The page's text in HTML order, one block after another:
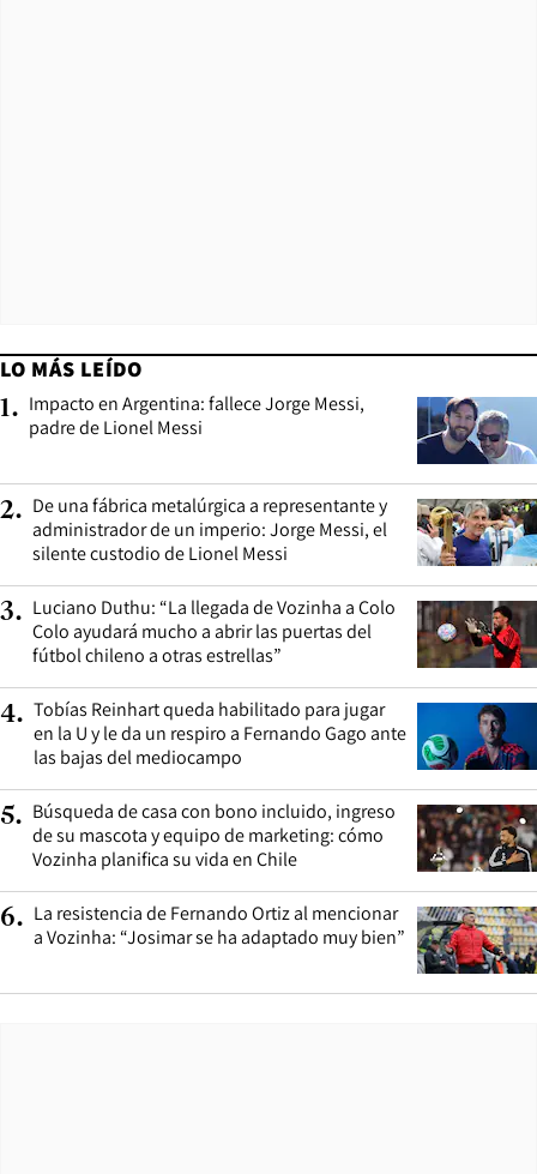
LO MÁS LEÍDO
1. Impacto en Argentina: fallece Jorge Messi,
padre de Lionel Messi
2. De una fábrica metalúrgica a representante y
administrador de un imperio: Jorge Messi, el
silente custodio de Lionel Messi
3. Luciano Duthu: “La llegada de Vozinha a Colo
Colo ayudará mucho a abrir las puertas del
fútbol chileno a otras estrellas”
4. Tobías Reinhart queda habilitado para jugar
en la U y le da un respiro a Fernando Gago ante
las bajas del mediocampo
5. Búsqueda de casa con bono incluido, ingreso
de su mascota y equipo de marketing: cómo
Vozinha planifica su vida en Chile
6. La resistencia de Fernando Ortiz al mencionar
a Vozinha: “Josimar se ha adaptado muy bien”